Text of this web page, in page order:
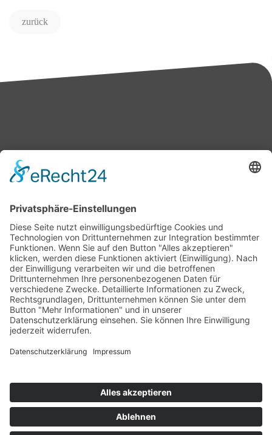
zurück
Bärbel Bas
Presse & Downloads
Pressemitteilungen
Pressefotos
BASis Info
Newsletter-Abo
Kontakt Datenschutz Impressum